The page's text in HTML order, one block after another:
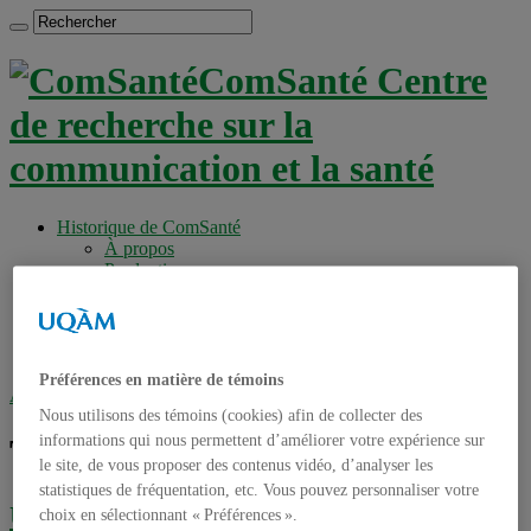
ComSanté Centre
de recherche sur la
communication et la santé
Historique de ComSanté
À propos
Productions
Chercheurs réguliers
Chercheurs associés
Accueil
Tag archives :CSSS Laval
Une vidéo pour présenter le programme
Préférences en matière de témoins
Nous utilisons des témoins (cookies) afin de collecter des
informations qui nous permettent d’améliorer votre expérience sur
le site, de vous proposer des contenus vidéo, d’analyser les
statistiques de fréquentation, etc. Vous pouvez personnaliser votre
choix en sélectionnant « Préférences ».